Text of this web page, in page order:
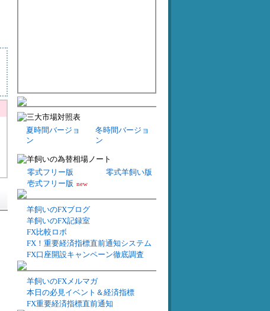
夏時間バージョ
ン
冬時間バージョ
ン
零式フリー版
零式羊飼い版
壱式フリー版 new
羊飼いのFXブログ
羊飼いのFX記録室
FX比較ロボ
FX！重要経済指標直前通知システム
FX口座開設キャンペーン徹底調査
羊飼いのFXメルマガ
本日の必見イベント＆経済指標
FX重要経済指標直前通知